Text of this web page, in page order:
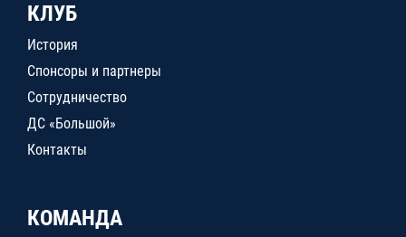
КЛУБ
История
Спонсоры и партнеры
Сотрудничество
ДС «Большой»
Контакты
КОМАНДА